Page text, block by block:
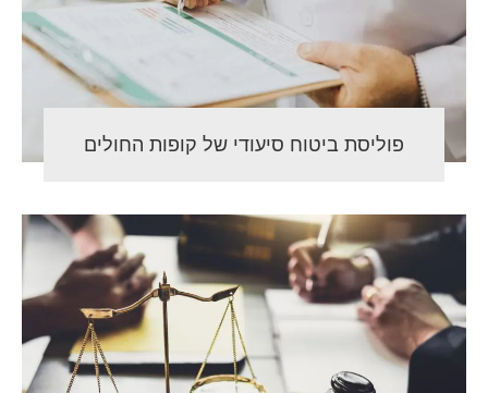
פוליסת ביטוח סיעודי של קופות החולים